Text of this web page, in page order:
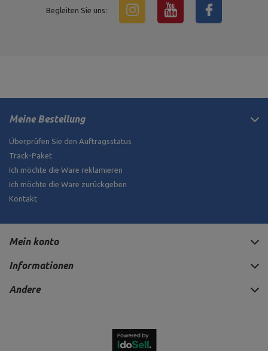
Begleiten Sie uns:
Meine Bestellung
Überprüfen Sie den Auftragsstatus
Track-Paket
Ich möchte die Ware reklamieren
Ich möchte die Ware zurückgeben
Kontakt
Mein konto
Informationen
Andere